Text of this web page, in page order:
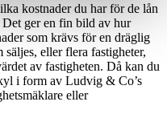
kostnader du har för de lån
ger en fin bild av hur
som krävs för en dräglig
eller flera fastigheter,
av fastigheten. Då kan du
i form av Ludvig & Co’s
eller